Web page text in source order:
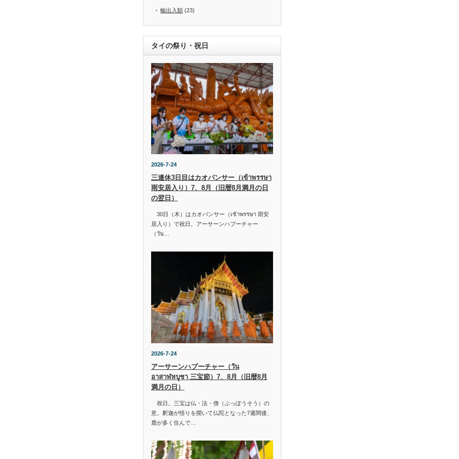
輸出入額 (23)
タイの祭り・祝日
2026-7-24
三連休3日目はカオパンサー（เข้าพรรษา
雨安居入り）7、8月（旧暦8月満月の日
の翌日）
30日（木）はカオパンサー（เข้าพรรษา 雨安
居入り）で祝日。アーサーンハブーチャー
（วัน…
2026-7-24
アーサーンハブーチャー（วัน
อาสาฬหบูชา 三宝節）7、8月（旧暦8月
満月の日）
祝日。三宝は仏・法・僧（ぶっぽうそう）の
意。釈迦が悟りを開いて仏陀となった7週間後、
鹿が多く住んで…